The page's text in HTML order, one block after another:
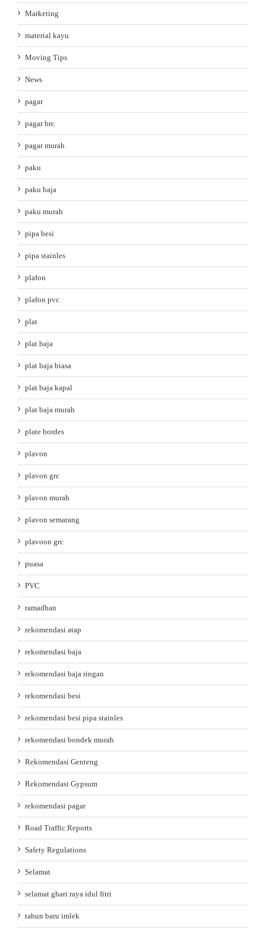
Marketing
material kayu
Moving Tips
News
pagar
pagar brc
pagar murah
paku
paku baja
paku murah
pipa besi
pipa stainles
plafon
plafon pvc
plat
plat baja
plat baja biasa
plat baja kapal
plat baja murah
plate bordes
plavon
plavon grc
plavon murah
plavon semarang
plavoon grc
puasa
PVC
ramadhan
rekomendasi atap
rekomendasi baja
rekomendasi baja ringan
rekomendasi besi
rekomendasi besi pipa stainles
rekomendasi bondek murah
Rekomendasi Genteng
Rekomendasi Gypsum
rekomendasi pagar
Road Traffic Reports
Safety Regulations
Selamat
selamat ghari raya idul fitri
tahun baru imlek